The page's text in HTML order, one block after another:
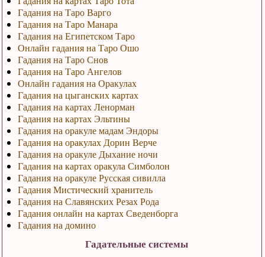
Гадания на Таро Варго
Гадания на Таро Манара
Гадания на Египетском Таро
Онлайн гадания на Таро Ошо
Гадания на Таро Снов
Гадания на Таро Ангелов
Онлайн гадания на Оракулах
Гадания на цыганских картах
Гадания на картах Ленорман
Гадания на картах Эльтины
Гадания на оракуле мадам Эндоры
Гадания на оракулах Дорин Верче
Гадания на оракуле Дыхание ночи
Гадания на картах оракула Симболон
Гадания на оракуле Русская сивилла
Гадания Мистический хранитель
Гадания на Славянских Резах Рода
Гадания онлайн на картах Сведенборга
Гадания на домино
Гадательные системы